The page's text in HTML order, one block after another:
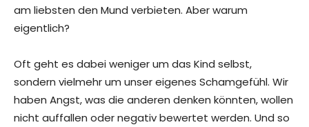
am liebsten den Mund verbieten. Aber warum
eigentlich?
Oft geht es dabei weniger um das Kind selbst,
sondern vielmehr um unser eigenes Schamgefühl. Wir
haben Angst, was die anderen denken könnten, wollen
nicht auffallen oder negativ bewertet werden. Und so